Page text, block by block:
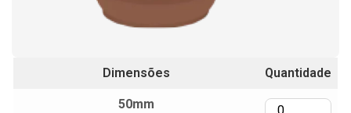
Dimensões Quantidade
50mm